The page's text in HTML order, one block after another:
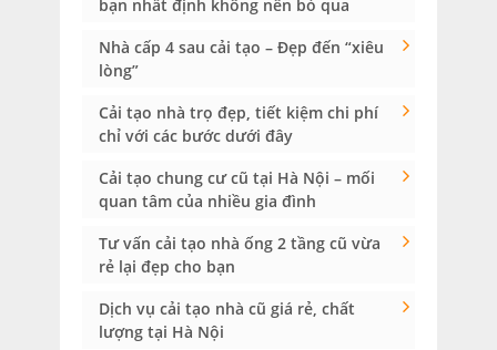
bạn nhất định không nên bỏ qua
Nhà cấp 4 sau cải tạo – Đẹp đến “xiêu
lòng”
Cải tạo nhà trọ đẹp, tiết kiệm chi phí
chỉ với các bước dưới đây
Cải tạo chung cư cũ tại Hà Nội – mối
quan tâm của nhiều gia đình
Tư vấn cải tạo nhà ống 2 tầng cũ vừa
rẻ lại đẹp cho bạn
Dịch vụ cải tạo nhà cũ giá rẻ, chất
lượng tại Hà Nội